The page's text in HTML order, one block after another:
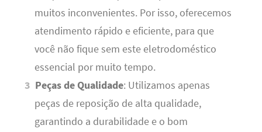
muitos inconvenientes. Por isso, oferecemos
atendimento rápido e eficiente, para que
você não fique sem este eletrodoméstico
essencial por muito tempo.
Peças de Qualidade: Utilizamos apenas
peças de reposição de alta qualidade,
garantindo a durabilidade e o bom